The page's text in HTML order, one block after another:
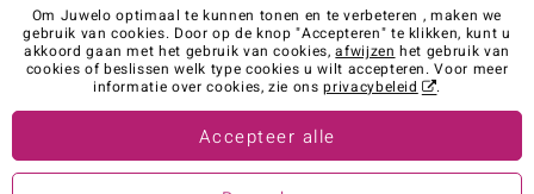
Algemene verkoopvoorwaarden Privacybeleid
Cookies
Colofon
Contact
Contract herroepen
Visit our stores in other countries:
Om Juwelo optimaal te kunnen tonen en te verbeteren , maken we
gebruik van cookies. Door op de knop "Accepteren" te klikken, kunt u
akkoord gaan met het gebruik van cookies,afwijzen het gebruik van
cookies of beslissen welk type cookies u wilt accepteren. Voor meer
informatie over cookies, zie onsprivacybeleid .
Accepteer alle